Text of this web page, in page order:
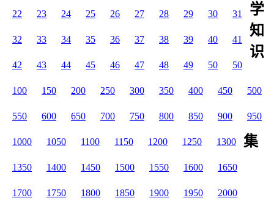
22 23 24 25 26 27 28 29 30 31
32 33 34 35 36 37 38 39 40 41
42 43 44 45 46 47 48 49 50 50
100 150 200 250 300 350 400 450 500
550 600 650 700 750 800 850 900 950
1000 1050 1100 1150 1200 1250 1300
1350 1400 1450 1500 1550 1600 1650
1700 1750 1800 1850 1900 1950 2000
学
知
识
集